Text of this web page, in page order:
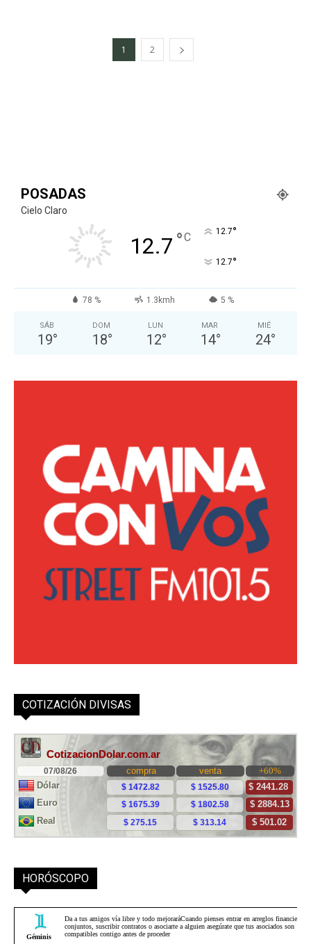
1 2
POSADAS
Cielo Claro
12.7 °C 12.7°
12.7°
78 % 1.3kmh 5 %
SÁB
19°
DOM
18°
LUN
12°
MAR
14°
MIÉ
24°
COTIZACIÓN DIVISAS
HORÓSCOPO